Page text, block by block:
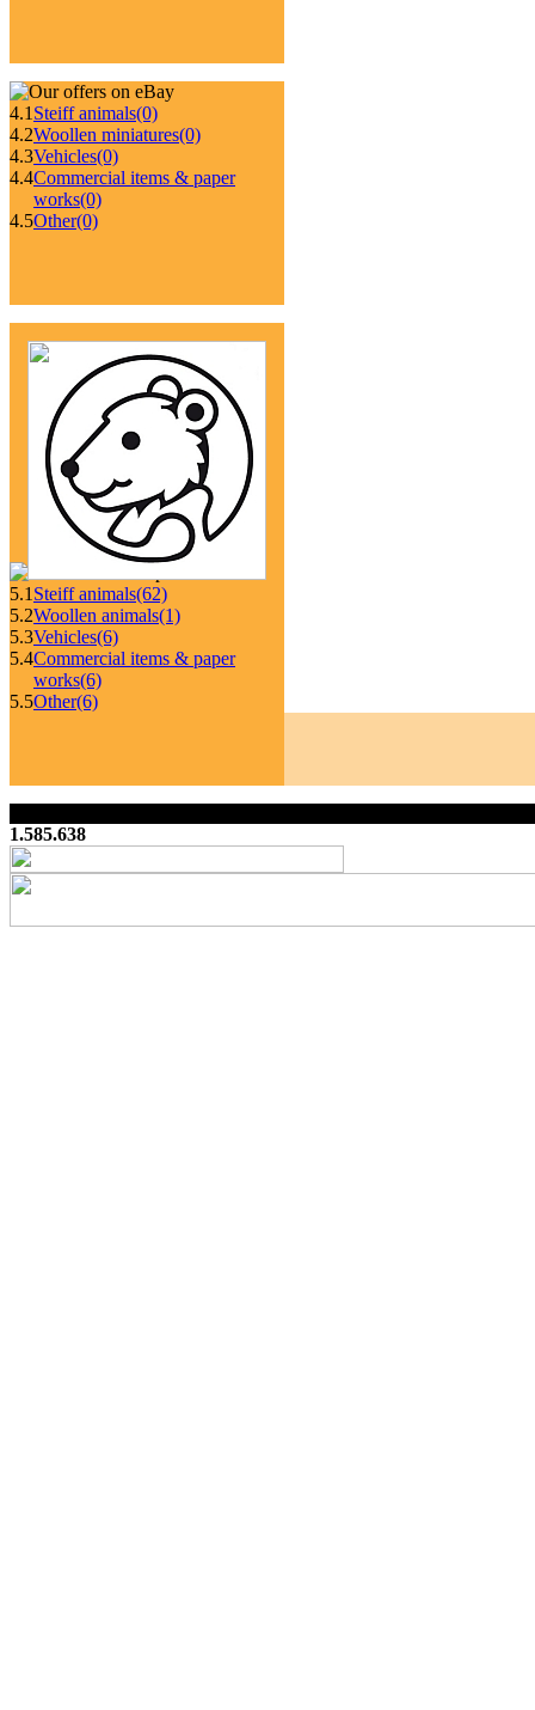
4.1 Steiff animals(0)
4.2Woollen miniatures(0)
4.3Vehicles(0)
4.4Commercial items & paper
works(0)
4.5Other(0)
5.1 Steiff animals(62)
5.2Woollen animals(1)
5.3Vehicles(6)
5.4Commercial items & paper
works(6)
5.5Other(6)
1.585.638